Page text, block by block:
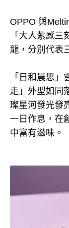
OPPO 與
「大人紫感
龍，分別代表
「日和晨思
走」外型如同
璨星河發光發
一日作息，在
中富有滋味。